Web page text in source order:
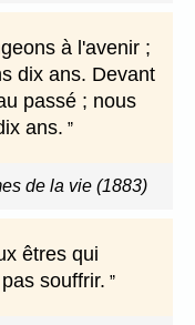
à l'avenir ;
dix ans. Devant
passé ; nous
ans.
de la vie (1883)
êtres qui
souffrir.